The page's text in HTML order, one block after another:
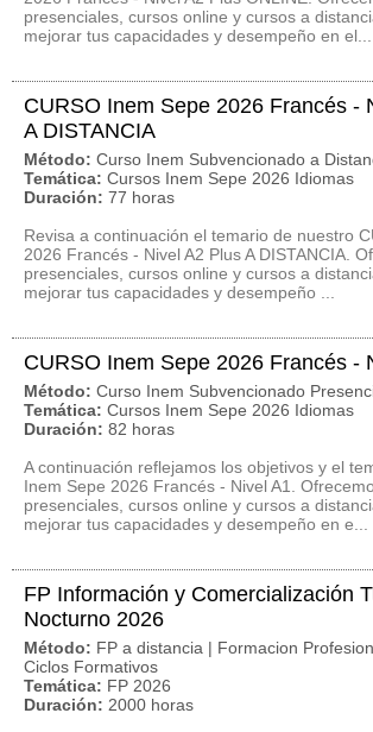
presenciales, cursos online y cursos a
mejorar tus capacidades y desempeño en el...
CURSO Inem Sepe 2026 Francés -
A DISTANCIA
Método: Curso Inem Subvencionado a
Temática: Cursos Inem Sepe 2026 Idiomas
Duración: 77 horas
Revisa a continuación el temario de nuestro
2026 Francés - Nivel A2 Plus A DISTANCIA.
presenciales, cursos online y cursos a
mejorar tus capacidades y desempeño ...
CURSO Inem Sepe 2026 Francés -
Método: Curso Inem Subvencionado
Temática: Cursos Inem Sepe 2026 Idiomas
Duración: 82 horas
A continuación reflejamos los objetivos y el
Inem Sepe 2026 Francés - Nivel A1.
presenciales, cursos online y cursos a
mejorar tus capacidades y desempeño en e...
FP Información y Comercialización
Nocturno 2026
Método: FP a distancia | Formacion
Ciclos Formativos
Temática: FP 2026
Duración: 2000 horas